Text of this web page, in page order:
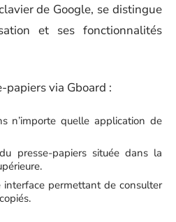
de Google, se distingue
et ses fonctionnalités
papiers via Gboard :
n’importe quelle application de
presse-papiers située dans la
interface permettant de consulter